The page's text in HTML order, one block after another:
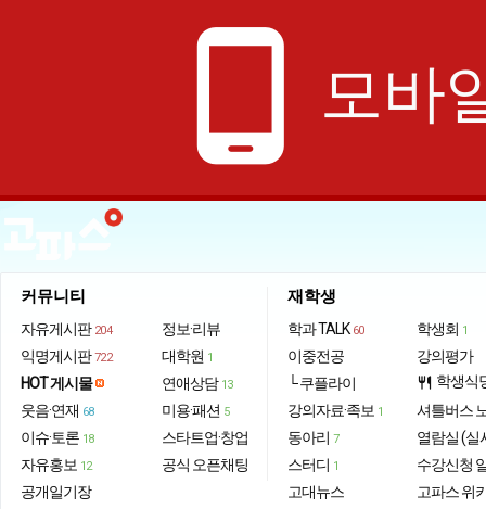
phone_android 모바
커뮤니티
자유게시판 204
익명게시판 722
HOT 게시물
웃음·연재 68
이슈·토론 18
자유홍보 12
공개일기장
정보·리뷰
대학원 1
연애상담 13
미용·패션 5
스타트업·창업
공식 오픈채팅
재학생
학과 TALK 60
이중전공
└ 쿠플라이
강의자료·족보 1
동아리 7
스터디 1
고대뉴스
학생회 1
강의평가
restaurant 학생식
셔틀버스
열람실 (실
수강신청
고파스 위